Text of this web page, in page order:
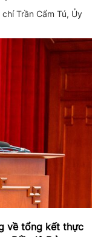
Trần Cẩm Tú, Ủy
về tổng kết thực